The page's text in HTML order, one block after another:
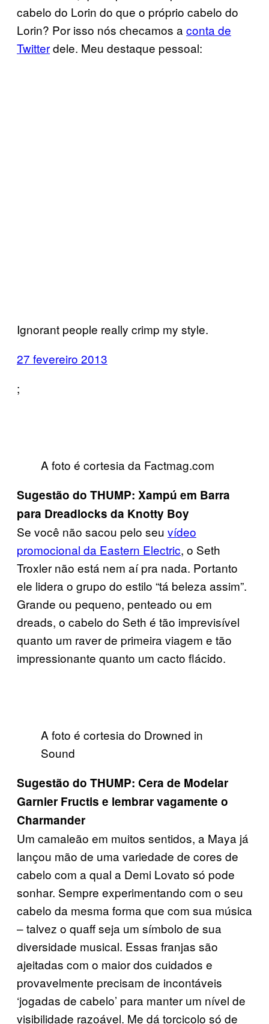
cabelo do Lorin do que o próprio cabelo do
Lorin? Por isso nós checamos a conta de
Twitterdele. Meu destaque pessoal:
Ignorant people really crimp my style.
27 fevereiro 2013
;
A foto é cortesia da Factmag.com
Sugestão do THUMP: Xampú em Barra
para Dreadlocks da Knotty Boy
Se você não sacou pelo seu vídeo
promocional da Eastern Electric, o Seth
Troxler não está nem aí pra nada. Portanto
ele lidera o grupo do estilo “tá beleza assim”.
Grande ou pequeno, penteado ou em
dreads, o cabelo do Seth é tão imprevisível
quanto um raver de primeira viagem e tão
impressionante quanto um cacto flácido.
A foto é cortesia do Drowned in
Sound
Sugestão do THUMP: Cera de Modelar
Garnier Fructis e lembrar vagamente o
Charmander
Um camaleão em muitos sentidos, a Maya já
lançou mão de uma variedade de cores de
cabelo com a qual a Demi Lovato só pode
sonhar. Sempre experimentando com o seu
cabelo da mesma forma que com sua música
– talvez o quaff seja um símbolo de sua
diversidade musical. Essas franjas são
ajeitadas com o maior dos cuidados e
provavelmente precisam de incontáveis
‘jogadas de cabelo’ para manter um nível de
visibilidade razoável. Me dá torcicolo só de